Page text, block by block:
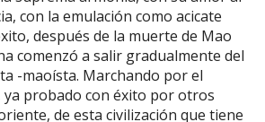
con la emulación como acicate
después de la muerte de Mao
comenzó a salir gradualmente del
-maoísta. Marchando por el
ya probado con éxito por otros
de esta civilización que tiene